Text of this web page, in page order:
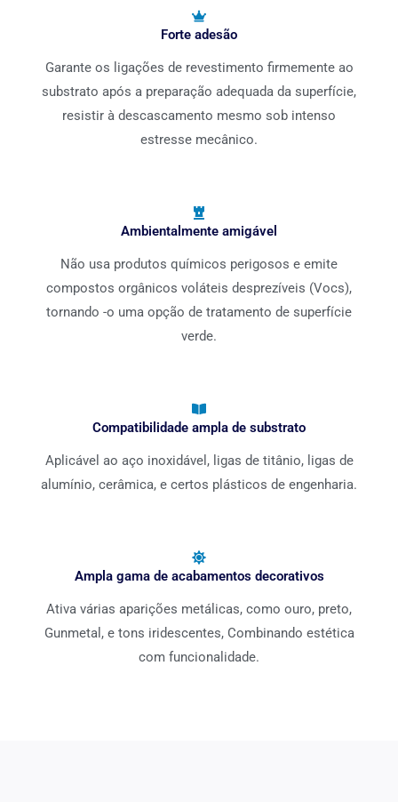
Forte adesão
Garante os ligações de revestimento firmemente ao
substrato após a preparação adequada da superfície,
resistir à descascamento mesmo sob intenso
estresse mecânico.
Ambientalmente amigável
Não usa produtos químicos perigosos e emite
compostos orgânicos voláteis desprezíveis (Vocs),
tornando -o uma opção de tratamento de superfície
verde.
Compatibilidade ampla de substrato
Aplicável ao aço inoxidável, ligas de titânio, ligas de
alumínio, cerâmica, e certos plásticos de engenharia.
Ampla gama de acabamentos decorativos
Ativa várias aparições metálicas, como ouro, preto,
Gunmetal, e tons iridescentes, Combinando estética
com funcionalidade.